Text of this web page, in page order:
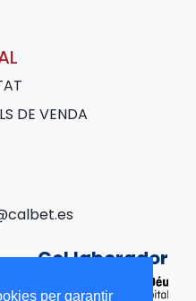
per garantir
DE VENDA
Col·laborador